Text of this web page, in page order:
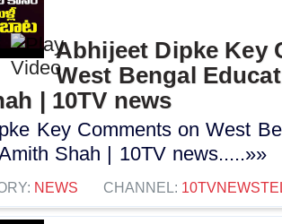
Abhijeet Dipke Key
West Bengal
| 10TV news
Key Comments on West
Shah | 10TV news.....»»
NEWS CHANNEL: